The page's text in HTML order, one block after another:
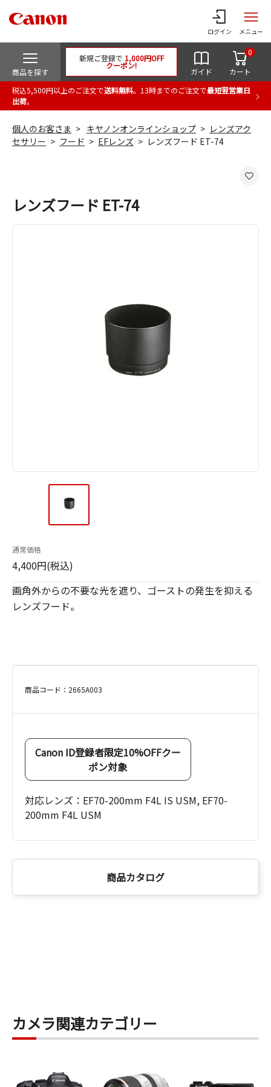
ログイン メニュー
商品を探す
新規ご登録で 1,000円OFF
クーポン!
ガイド カート
0
税込5,500円以上のご注文で送料無料。13時までのご注文で最短翌営業日
出荷。
個人のお客さま キヤノンオンラインショップ
レンズアク
セサリー
フード EFレンズ レンズフード ET-74
レンズフード ET-74
通常価格
4,400円(税込)
画角外からの不要な光を遮り、ゴーストの発生を抑える
レンズフード。
商品コード：2665A003
Canon ID登録者限定10%OFFクー
ポン対象
対応レンズ：EF70-200mm F4L IS USM, EF70-
200mm F4L USM
商品カタログ
カメラ関連カテゴリー